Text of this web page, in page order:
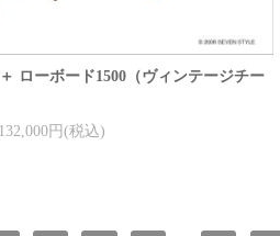
ローボード1500（ヴィンテージチー
132,000円(税込)